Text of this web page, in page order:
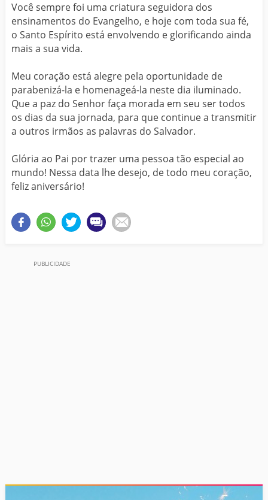
Você sempre foi uma criatura seguidora dos
ensinamentos do Evangelho, e hoje com toda sua fé,
o Santo Espírito está envolvendo e glorificando ainda
mais a sua vida.
Meu coração está alegre pela oportunidade de
parabenizá-la e homenageá-la neste dia iluminado.
Que a paz do Senhor faça morada em seu ser todos
os dias da sua jornada, para que continue a transmitir
a outros irmãos as palavras do Salvador.
Glória ao Pai por trazer uma pessoa tão especial ao
mundo! Nessa data lhe desejo, de todo meu coração,
feliz aniversário!